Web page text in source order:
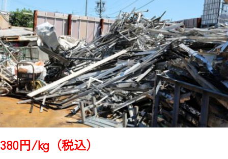
380円/kg（税込）